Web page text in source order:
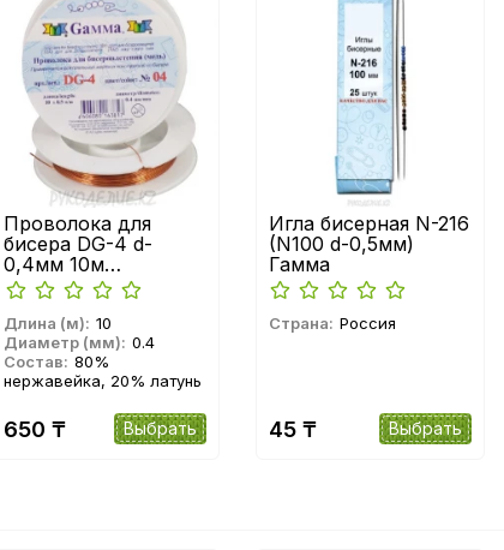
Проволока для
бисера DG-4 d-
0,4мм 10м
Zlatka/Gamma
Длина (м): 10
Диаметр (мм): 0.4
Состав: 80%
нержавейка, 20% латунь
650 ₸ Выбрать
Игла бисерная N-216
(N100 d-0,5мм)
Гамма
Страна: Россия
45 ₸ Выбрать